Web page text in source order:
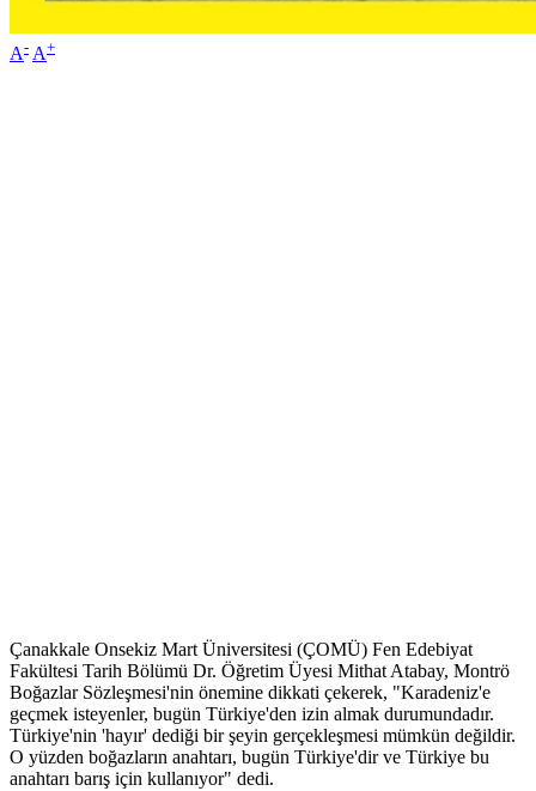
A- A+
Çanakkale Onsekiz Mart Üniversitesi (ÇOMÜ) Fen Edebiyat
Fakültesi Tarih Bölümü Dr. Öğretim Üyesi Mithat Atabay, Montrö
Boğazlar Sözleşmesi'nin önemine dikkati çekerek, "Karadeniz'e
geçmek isteyenler, bugün Türkiye'den izin almak durumundadır.
Türkiye'nin 'hayır' dediği bir şeyin gerçekleşmesi mümkün değildir.
O yüzden boğazların anahtarı, bugün Türkiye'dir ve Türkiye bu
anahtarı barış için kullanıyor" dedi.